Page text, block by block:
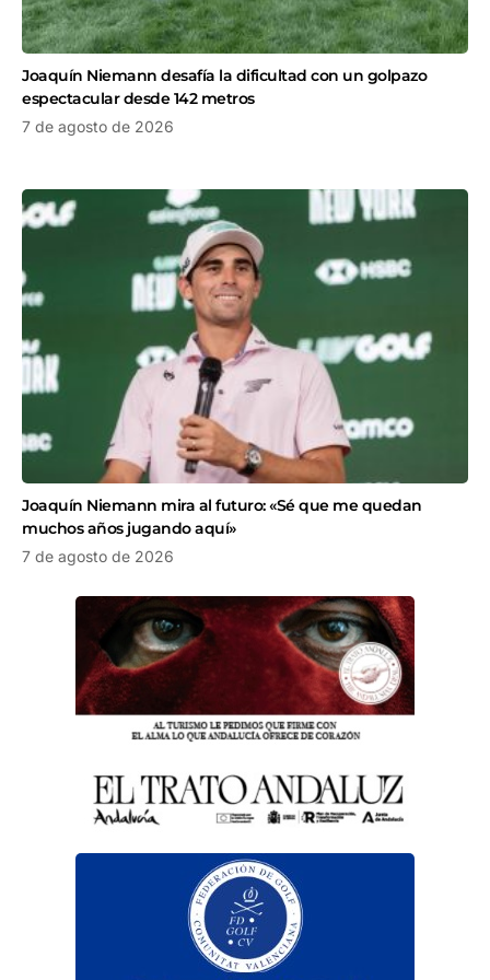
Joaquín Niemann desafía la dificultad con un golpazo
espectacular desde 142 metros
7 de agosto de 2026
Joaquín Niemann mira al futuro: «Sé que me quedan
muchos años jugando aquí»
7 de agosto de 2026